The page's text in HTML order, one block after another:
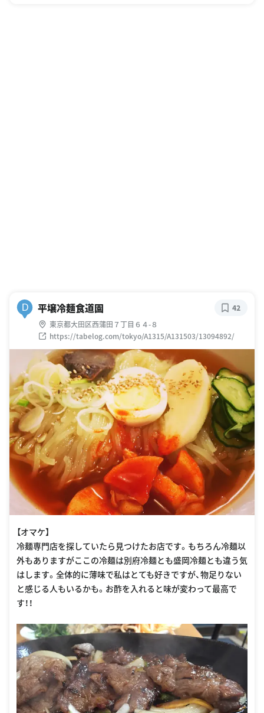
D 平壌冷麺食道園
東京都大田区西蒲田７丁目６４-８
https://tabelog.com/tokyo/A1315/A131503/13094892/
42
【オマケ】
冷麺専門店を探していたら見つけたお店です。もちろん冷麺以
外もありますがここの冷麺は別府冷麺とも盛岡冷麺とも違う気
はします。全体的に薄味で私はとても好きですが、物足りない
と感じる人もいるかも。お酢を入れると味が変わって最高で
す！！